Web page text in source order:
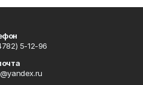
5-12-96